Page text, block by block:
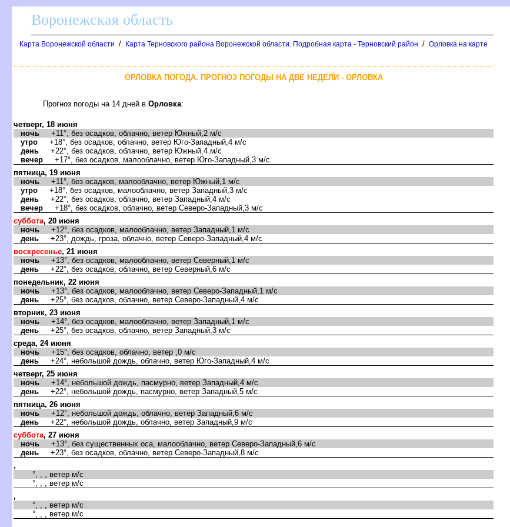
оронежская область
Карта Воронежской области / Карта Терновского района Воронежской области. Подробная карта - Терновский район / Орловка на карте
ОРЛОВКА ПОГОДА. ПРОГНОЗ ПОГОДЫ НА ДВЕ НЕДЕЛИ - ОРЛОВКА
Прогноз погоды на 14 дней Орловка:
четверг, 18 июня
ночь +11°, без осадков, облачно, ветер Южный,2 м/с
утро +18°, без осадков, облачно, ветер Юго-Западный,4 м/с
день +22°, без осадков, облачно, ветер Южный,4 м/с
ечер +17°, без осадков, малооблачно, ветер Юго-Западный,3 м/с
пятница, 19 июня
ночь +11°, без осадков, малооблачно, ветер Южный,1 м/с
утро +18°, без осадков, малооблачно, ветер Западный,3 м/с
день +22°, без осадков, облачно, ветер Западный,4 м/с
ечер +18°, без осадков, облачно, ветер Северо-Западный,3 м/с
суббота, 20 июня
ночь +12°, без осадков, малооблачно, ветер Западный,1 м/с
день +23°, дождь, гроза, облачно, ветер Северо-Западный,4 м/с
оскресенье, 21 июня
ночь +13°, без осадков, малооблачно, ветер Северный,1 м/с
день +22°, без осадков, облачно, ветер Северный,6 м/с
понедельник, 22 июня
ночь +13°, без осадков, малооблачно, ветер Северо-Западный,1 м/с
день +25°, без осадков, облачно, ветер Северо-Западный,4 м/с
торник, 23 июня
ночь +14°, без осадков, малооблачно, ветер Западный,1 м/с
день +25°, без осадков, облачно, ветер Западный,3 м/с
среда, 24 июня
ночь +15°, без осадков, облачно, ветер ,0 м/с
день +24°, небольшой дождь, облачно, ветер Юго-Западный,4 м/с
четверг, 25 июня
ночь +14°, небольшой дождь, пасмурно, ветер Западный,4 м/с
день +22°, небольшой дождь, пасмурно, ветер Западный,5 м/с
пятница, 26 июня
ночь +12°, небольшой дождь, облачно, ветер Западный,6 м/с
день +22°, небольшой дождь, облачно, ветер Западный,9 м/с
суббота, 27 июня
ночь +13°, без существенных оса, малооблачно, ветер Северо-Западный,6 м/с
день +23°, без осадков, облачно, ветер Северо-Западный,8 м/с
,
°, , , ветер м/с
°, , , ветер м/с
,
°, , , ветер м/с
°, , , ветер м/с